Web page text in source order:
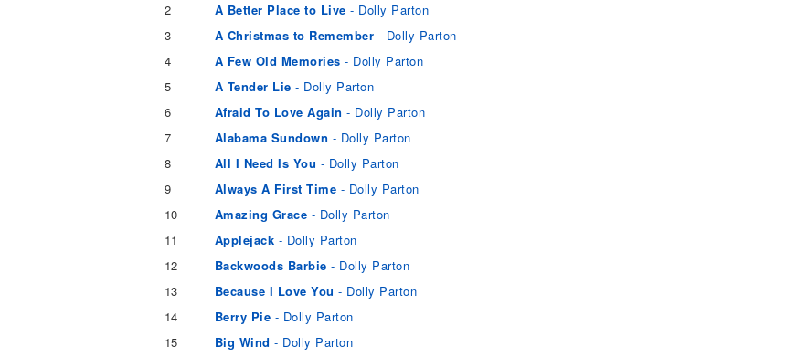
2
A Better Place to Live - Dolly Parton
3
A Christmas to Remember - Dolly Parton
4
A Few Old Memories - Dolly Parton
5
A Tender Lie - Dolly Parton
6
Afraid To Love Again - Dolly Parton
7
Alabama Sundown - Dolly Parton
8
All I Need Is You - Dolly Parton
9
Always A First Time - Dolly Parton
10
Amazing Grace - Dolly Parton
11
Applejack - Dolly Parton
12
Backwoods Barbie - Dolly Parton
13
Because I Love You - Dolly Parton
14
Berry Pie - Dolly Parton
15
Big Wind - Dolly Parton